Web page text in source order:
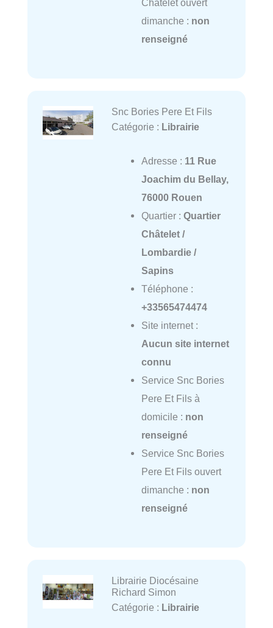
Chatelet ouvert
dimanche : non
renseigné
Snc Bories Pere Et Fils
Catégorie : Librairie
Adresse : 11 Rue
Joachim du Bellay,
76000 Rouen
Quartier : Quartier
Châtelet /
Lombardie /
Sapins
Téléphone :
+33565474474
Site internet :
Aucun site internet
connu
Service Snc Bories
Pere Et Fils à
domicile : non
renseigné
Service Snc Bories
Pere Et Fils ouvert
dimanche : non
renseigné
Librairie Diocésaine
Richard Simon
Catégorie : Librairie